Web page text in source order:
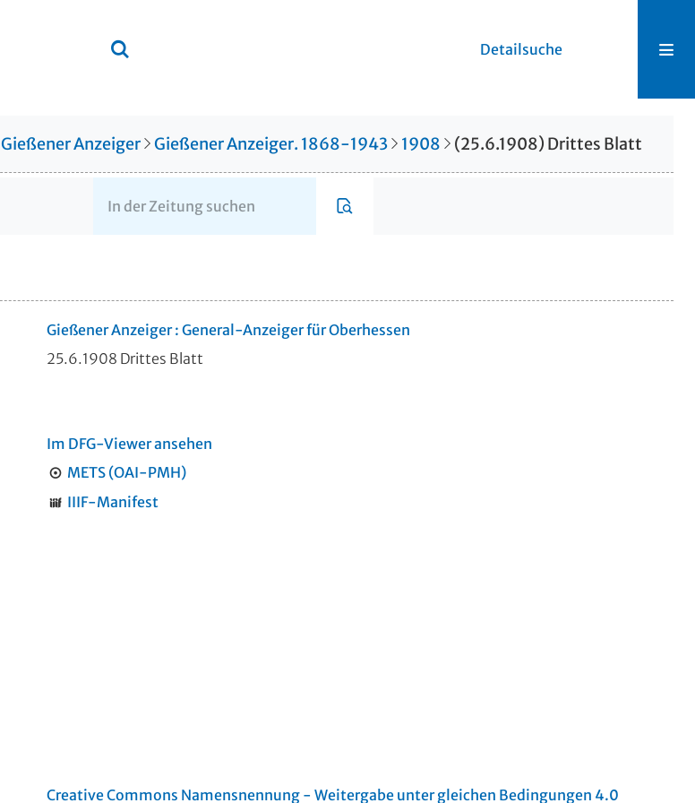
Detailsuche
Gießener Anzeiger Gießener Anzeiger. 1868-1943 1908 (25.6.1908) Drittes Blatt
Gießener Anzeiger : General-Anzeiger für Oberhessen
25.6.1908 Drittes Blatt
Im DFG-Viewer ansehen
METS (OAI-PMH)
IIIF-Manifest
Creative Commons Namensnennung - Weitergabe unter gleichen Bedingungen 4.0